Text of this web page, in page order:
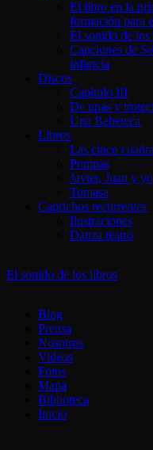
El libro en la
formación para
El sonido de los
Canciones de
infancia
Discos
Capítulo III
De upas y
Una Bebeteca
Libros
Las cinco
Pompas
Javier, Juan y yo
Tomasa
Caprichos recurrentes
Ilustraciones
Danza teatro
El sonido de los libros
Blog
Prensa
Nosotros
Videos
Fotos
Mapa
Biblioteca
Inicio